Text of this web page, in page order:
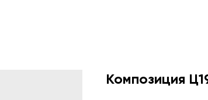
Композиция